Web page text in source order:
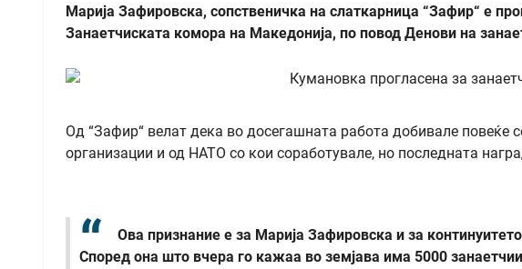
Марија Зафировска, сопственичка на слаткарница “Зафир“ е
Занаетчиската комора на Македонија, по повод Денови на
Од “Зафир“ велат дека во досегашната работа добивале повеќе
организации и од НАТО со кои соработувале, но последната
Ова признание е за Марија Зафировска и за
Според она што вчера го кажаа во земјава има 5000